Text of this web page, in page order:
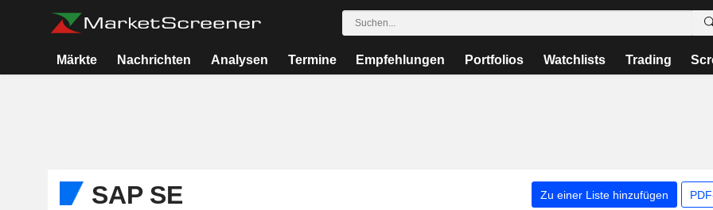
Märkte Nachrichten Analysen Termine Empfehlungen Portfolios Watchlists Trading
SAP SE Zu einer Liste hinzufügen